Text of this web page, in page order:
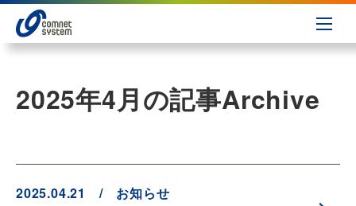
2025年4月の記事Archive
2025.04.21 / お知らせ